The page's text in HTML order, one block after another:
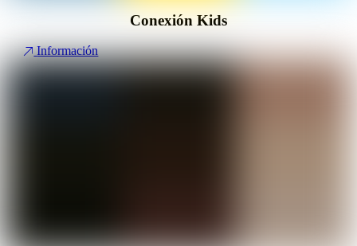
Conexión Kids
Información